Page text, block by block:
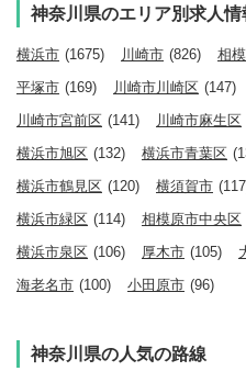
神奈川県のエリア別求人情
横浜市 (1675) 川崎市 (826) 相
平塚市 (169) 川崎市川崎区 (147)
川崎市宮前区 (141) 川崎市麻生区
横浜市旭区 (132) 横浜市青葉区
横浜市鶴見区 (120) 横須賀市
横浜市緑区 (114) 相模原市中央区
横浜市泉区 (106) 厚木市 (105)
海老名市 (100) 小田原市 (96)
神奈川県の人気の路線